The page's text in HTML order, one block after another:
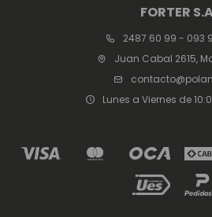
FORTER
2487 60 99 - 093
Juan Cabal 2615,
Lunes a Viernes de